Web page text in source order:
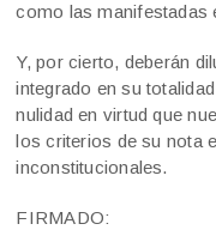
como las manifestadas
Y, por cierto, deberán
integrado en su
nulidad en virtud que
los criterios de su nota
inconstitucionales.
FIRMADO: